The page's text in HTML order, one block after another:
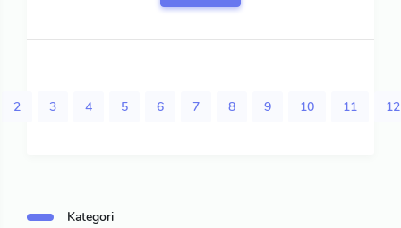
2 3 4 5 6 7 8 9 10 11 12
Kategori